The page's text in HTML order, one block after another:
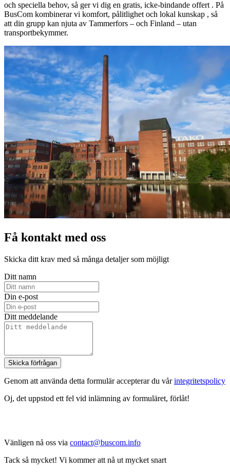
och speciella behov, så ger vi dig en gratis, icke-bindande offert . På
BusCom kombinerar vi komfort, pålitlighet och lokal kunskap , så
att din grupp kan njuta av Tammerfors – och Finland – utan
transportbekymmer.
Få kontakt med oss
Skicka ditt krav med så många detaljer som möjligt
Ditt namn
Din e-post
Ditt meddelande
Skicka förfrågan
Genom att använda detta formulär accepterar du vårintegritetspolicy
Oj, det uppstod ett fel vid inlämning av formuläret, förlåt!
Vänligen nå oss via contact@buscom.info
Tack så mycket! Vi kommer att nå ut mycket snart